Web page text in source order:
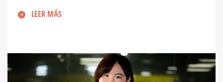
LEER MÁS